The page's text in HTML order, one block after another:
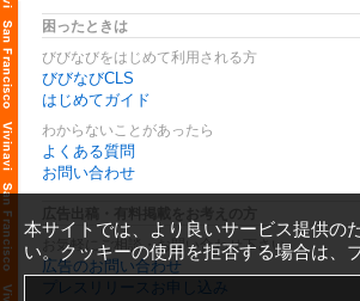
困ったときは
びびなびをはじめて利用される方
びびなびCLS
はじめてガイド
わからないことがあったら
よくある質問
お問い合わせ
お気軽にご相談・お問い合わせ下さい
広告のお問い合わせ
プレスリリースお申し込み
本サイトでは、より良いサービス提供の
い。クッキーの使用を拒否する場合は、